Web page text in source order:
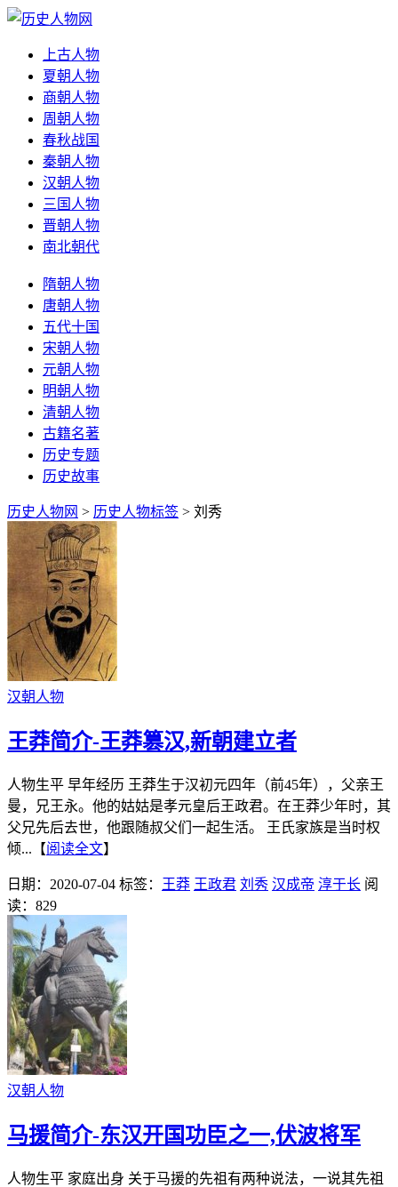
上古人物
夏朝人物
商朝人物
周朝人物
春秋战国
秦朝人物
汉朝人物
三国人物
晋朝人物
南北朝代
隋朝人物
唐朝人物
五代十国
宋朝人物
元朝人物
明朝人物
清朝人物
古籍名著
历史专题
历史故事
历史人物网 > 历史人物标签 > 刘秀
汉朝人物
王莽简介-王莽篡汉,新朝建立者
人物生平 早年经历 王莽生于汉初元四年（前45年），父亲王
曼，兄王永。他的姑姑是孝元皇后王政君。在王莽少年时，其
父兄先后去世，他跟随叔父们一起生活。 王氏家族是当时权
倾...【阅读全文】
日期：2020-07-04 标签： 王莽 王政君 刘秀 汉成帝 淳于长 阅
读：829
汉朝人物
马援简介-东汉开国功臣之一,伏波将军
人物生平 家庭出身 关于马援的先祖有两种说法，一说其先祖